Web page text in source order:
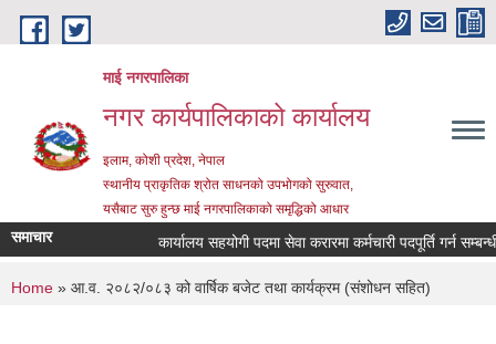
Skip to main content
माई नगरपालिका
नगर कार्यपालिकाको कार्यालय
इलाम, कोशी प्रदेश, नेपाल
स्थानीय प्राकृतिक श्रोत साधनको उपभोगको सुरुवात,
यसैबाट सुरु हुन्छ माई नगरपालिकाको समृद्धिको आधार
समाचार कार्यालय सहयोगी पदमा सेवा करारमा कर्मचारी पदपूर्ति गर्न सम्बन्धी
You are here
Home » आ.व. २०८२/०८३ को वार्षिक बजेट तथा कार्यक्रम (संशोधन सहित)